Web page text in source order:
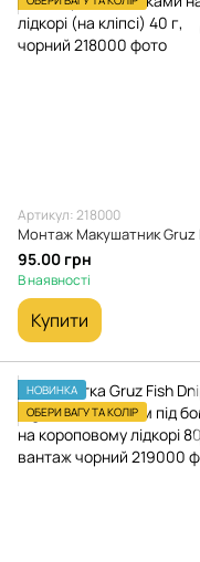
Артикул: 218000
95.00 грн
В наявності
Купити
НОВИНКА
ОБЕРИ ВАГУ ТА КОЛІР